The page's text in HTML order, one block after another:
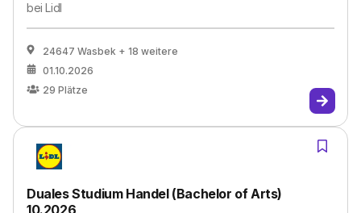
beiLidl
24647 Wasbek + 18 weitere
01.10.2026
29 Plätze
Duales Studium Handel (Bachelor of Arts)
10.2026